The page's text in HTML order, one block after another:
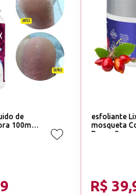
de
100ml
esfoliante
mosqueta
Passo 2
R$